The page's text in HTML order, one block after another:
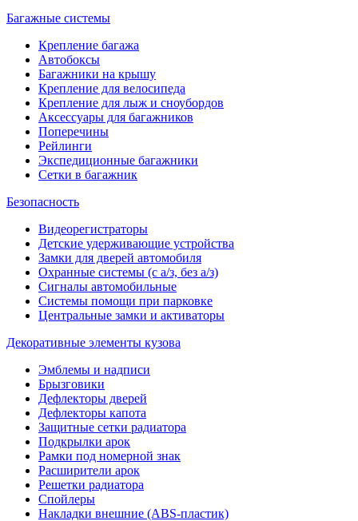
Багажные системы
Крепление багажа
Автобоксы
Багажники на крышу
Крепление для велосипеда
Крепление для лыж и сноубордов
Аксессуары для багажников
Поперечины
Рейлинги
Экспедиционные багажники
Сетки в багажник
Безопасность
Видеорегистраторы
Детские удерживающие устройства
Замки для дверей автомобиля
Охранные системы (с а/з, без а/з)
Сигналы автомобильные
Системы помощи при парковке
Центральные замки и активаторы
Декоративные элементы кузова
Эмблемы и надписи
Брызговики
Дефлекторы дверей
Дефлекторы капота
Защитные сетки радиатора
Подкрылки арок
Рамки под номерной знак
Расширители арок
Решетки радиатора
Спойлеры
Накладки внешние (ABS-пластик)